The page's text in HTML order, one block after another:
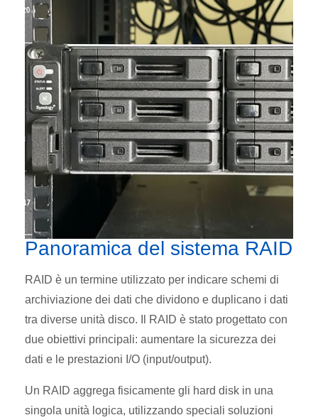
Panoramica del sistema RAID
RAID è un termine utilizzato per indicare schemi di
archiviazione dei dati che dividono e duplicano i dati
tra diverse unità disco. Il RAID è stato progettato con
due obiettivi principali: aumentare la sicurezza dei
dati e le prestazioni I/O (input/output).
Un RAID aggrega fisicamente gli hard disk in una
singola unità logica, utilizzando speciali soluzioni